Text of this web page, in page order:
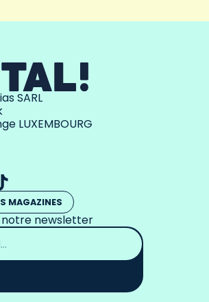
SARL
LUXEMBOURG
MAGAZINES
newsletter